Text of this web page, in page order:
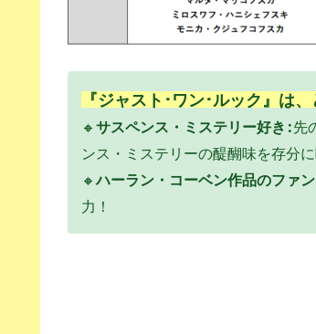
『ジャスト･ワン･ルック』は
🔸 サスペンス・ミステリー好き:先
ンス・ミステリーの醍醐味を存分に
🔸ハーラン・コーベン作品のファ
力！